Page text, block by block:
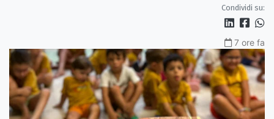
Condividi su:
7 ore fa